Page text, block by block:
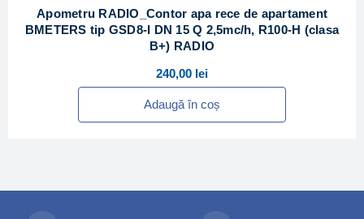
Apometru RADIO_Contor apa rece de apartament
BMETERS tip GSD8-I DN 15 Q 2,5mc/h, R100-H (clasa
B+) RADIO
240,00 lei
Adaugă în coș